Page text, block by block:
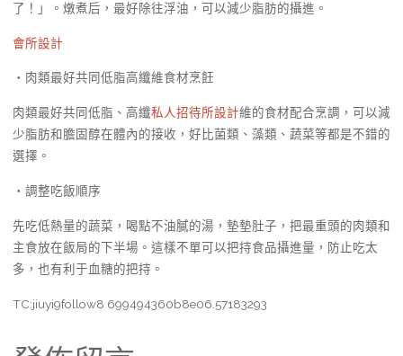
了！」。燉煮后，最好除往浮油，可以減少脂肪的攝進。
會所設計
・肉類最好共同低脂高纖維食材烹飪
肉類最好共同低脂、高纖私人招待所設計維的食材配合烹調，可以減
少脂肪和膽固醇在體內的接收，好比菌類、藻類、蔬菜等都是不錯的
選擇。
・調整吃飯順序
先吃低熱量的蔬菜，喝點不油膩的湯，墊墊肚子，把最重頭的肉類和
主食放在飯局的下半場。這樣不單可以把持食品攝進量，防止吃太
多，也有利于血糖的把持。
TC:jiuyi9follow8 699494360b8e06.57183293